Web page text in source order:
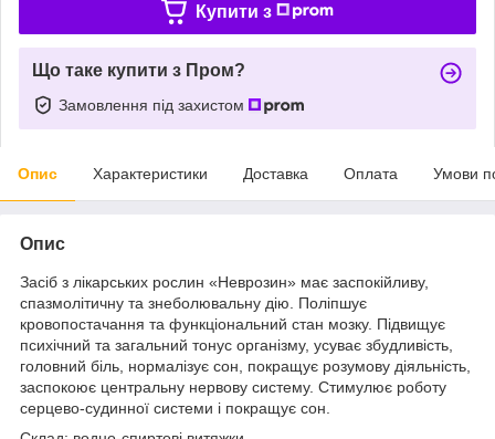
Купити з
Що таке купити з Пром?
Замовлення під захистом
Опис Характеристики Доставка Оплата Умови
Опис
Засіб з лікарських рослин «Неврозин» має заспокійливу,
спазмолітичну та знеболювальну дію. Поліпшує
кровопостачання та функціональний стан мозку. Підвищує
психічний та загальний тонус організму, усуває збудливість,
головний біль, нормалізує сон, покращує розумову діяльність,
заспокоює центральну нервову систему. Стимулює роботу
серцево-судинної системи і покращує сон.